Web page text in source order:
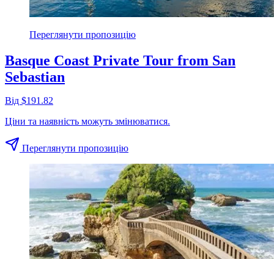
Переглянути пропозицію
Basque Coast Private Tour from San
Sebastian
Від $191.82
Ціни та наявність можуть змінюватися.
Переглянути пропозицію